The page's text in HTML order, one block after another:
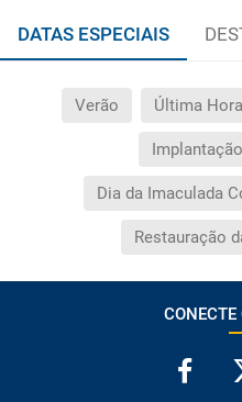
DATAS ESPECIAIS
Verão Última Hora
Dia da Imaculada
Restauração
CONECTE